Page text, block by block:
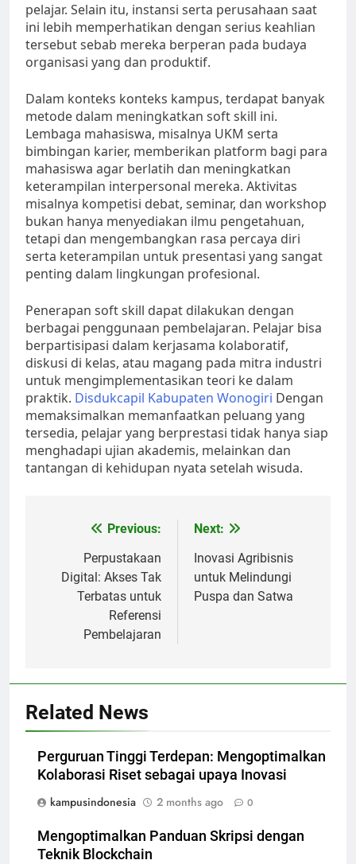
pelajar. Selain itu, instansi serta perusahaan saat
ini lebih memperhatikan dengan serius keahlian
tersebut sebab mereka berperan pada budaya
organisasi yang dan produktif.
Dalam konteks konteks kampus, terdapat banyak
metode dalam meningkatkan soft skill ini.
Lembaga mahasiswa, misalnya UKM serta
bimbingan karier, memberikan platform bagi para
mahasiswa agar berlatih dan meningkatkan
keterampilan interpersonal mereka. Aktivitas
misalnya kompetisi debat, seminar, dan workshop
bukan hanya menyediakan ilmu pengetahuan,
tetapi dan mengembangkan rasa percaya diri
serta keterampilan untuk presentasi yang sangat
penting dalam lingkungan profesional.
Penerapan soft skill dapat dilakukan dengan
berbagai penggunaan pembelajaran. Pelajar bisa
berpartisipasi dalam kerjasama kolaboratif,
diskusi di kelas, atau magang pada mitra industri
untuk mengimplementasikan teori ke dalam
praktik. Disdukcapil Kabupaten Wonogiri Dengan
memaksimalkan memanfaatkan peluang yang
tersedia, pelajar yang berprestasi tidak hanya siap
menghadapi ujian akademis, melainkan dan
tantangan di kehidupan nyata setelah wisuda.
navigation
Previous:
Perpustakaan
Digital: Akses Tak
Terbatas untuk
Referensi
Pembelajaran
Next:
Inovasi Agribisnis
untuk Melindungi
Puspa dan Satwa
Related News
Perguruan Tinggi Terdepan: Mengoptimalkan
Kolaborasi Riset sebagai upaya Inovasi
kampusindonesia
2 months ago 0
Mengoptimalkan Panduan Skripsi dengan
Teknik Blockchain